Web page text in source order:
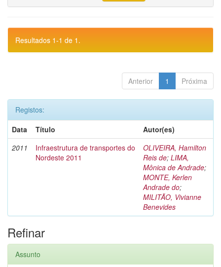
Resultados 1-1 de 1.
Anterior 1 Próxima
Registos:
Data
Título
Autor(es)
2011
Infraestrutura de transportes do
Nordeste 2011
OLIVEIRA, Hamilton
Reis de; LIMA,
Mônica de Andrade;
MONTE, Kerlen
Andrade do;
MILITÃO, Vivianne
Benevides
Refinar
Assunto